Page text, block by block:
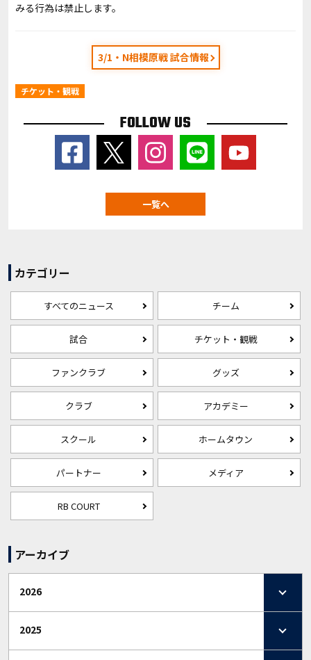
みる行為は禁止します。
3/1・N相模原戦 試合情報
チケット・観戦
FOLLOW US
一覧へ
カテゴリー
すべてのニュース チーム
試合 チケット・観戦
ファンクラブ グッズ
クラブ アカデミー
スクール ホームタウン
パートナー メディア
RB COURT
アーカイブ
2026
2025